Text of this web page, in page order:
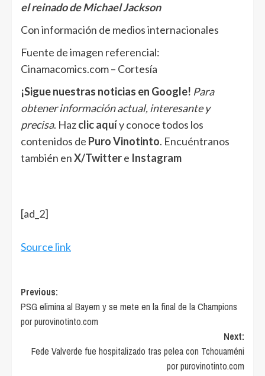
el reinado de Michael Jackson
Con información de medios internacionales
Fuente de imagen referencial:
Cinamacomics.com – Cortesía
¡Sigue nuestras noticias en Google! Para
obtener información actual, interesante y
precisa. Hazclic aquíy conoce todos los
contenidos de Puro Vinotinto. Encuéntranos
también enX/Twittere Instagram
[ad_2]
Source link
Post
navigation
Previous:
PSG elimina al Bayern y se mete en la final de la Champions
por purovinotinto.com
Next:
Fede Valverde fue hospitalizado tras pelea con Tchouaméni
por purovinotinto.com